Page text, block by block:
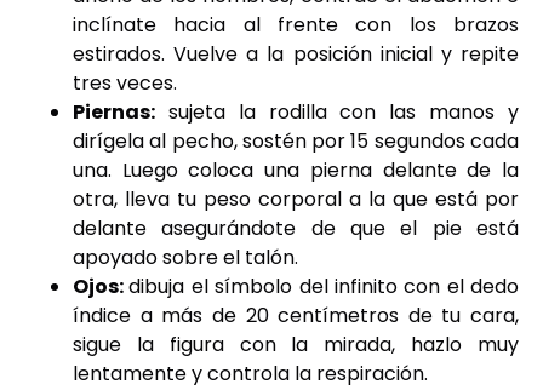
inclínate hacia al frente con los brazos
estirados. Vuelve a la posición inicial y repite
tres veces.
Piernas: sujeta la rodilla con las manos y
dirígela al pecho, sostén por 15 segundos cada
una. Luego coloca una pierna delante de la
otra, lleva tu peso corporal a la que está por
delante asegurándote de que el pie está
apoyado sobre el talón.
Ojos:dibuja el símbolo del infinito con el dedo
índice a más de 20 centímetros de tu cara,
sigue la figura con la mirada, hazlo muy
lentamente y controla la respiración.